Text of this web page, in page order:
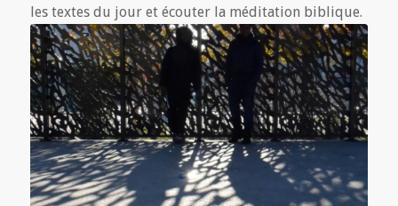
les textes du jour et écouter la méditation biblique.